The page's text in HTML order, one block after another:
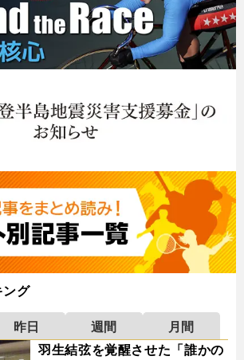
ング
昨日 週間
月間
羽生結弦を覚醒させた「誰かの